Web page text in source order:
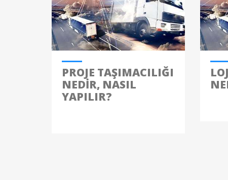
PROJE TAŞIMACILIĞI
NEDIR, NASIL
YAPILIR?